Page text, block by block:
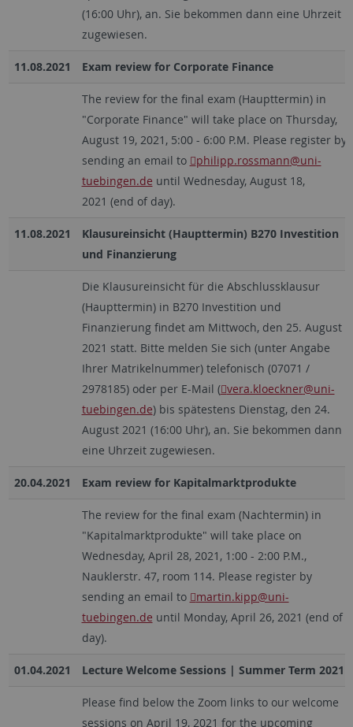
(16:00 Uhr), an. Sie bekommen dann eine Uhrzeit
zugewiesen.
11.08.2021 Exam review for Corporate Finance
The review for the final exam (Haupttermin) in
"Corporate Finance" will take place on Thursday,
August 19, 2021, 5:00 - 6:00 P.M. Please register by
sending an email to
philipp.rossmann@uni-
tuebingen.de until Wednesday, August 18,
2021 (end of day).
11.08.2021
Klausureinsicht (Haupttermin) B270 Investition
und Finanzierung
Die Klausureinsicht für die Abschlussklausur
(Haupttermin) in B270 Investition und
Finanzierung findet am Mittwoch, den 25. August
2021 statt. Bitte melden Sie sich (unter Angabe
Ihrer Matrikelnummer) telefonisch (07071 /
2978185) oder per E-Mail ( vera.kloeckner@uni-
tuebingen.de) bis spätestens Dienstag, den 24.
August 2021 (16:00 Uhr), an. Sie bekommen dann
eine Uhrzeit zugewiesen.
20.04.2021 Exam review for Kapitalmarktprodukte
The review for the final exam (Nachtermin) in
"Kapitalmarktprodukte" will take place on
Wednesday, April 28, 2021, 1:00 - 2:00 P.M.,
Nauklerstr. 47, room 114. Please register by
sending an email to
martin.kipp@uni-
tuebingen.de until Monday, April 26, 2021 (end of
day).
01.04.2021 Lecture Welcome Sessions | Summer Term 2021
Please find below the Zoom links to our welcome
sessions on April 19, 2021 for the upcoming